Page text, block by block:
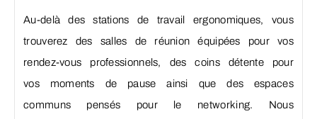
Au-delà des stations de travail ergonomiques, vous
trouverez des salles de réunion équipées pour vos
rendez-vous professionnels, des coins détente pour
vos moments de pause ainsi que des espaces
communs pensés pour le networking. Nous